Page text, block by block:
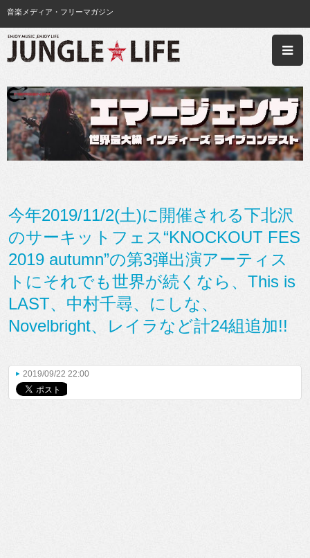
音楽メディア・フリーマガジン
今年2019/11/2(土)に開催される下北沢
のサーキットフェス“KNOCKOUT FES
2019 autumn”の第3弾出演アーティス
トにそれでも世界が続くなら、This is
LAST、中村千尋、にしな、
Novelbright、レイラなど計24組追加!!
2019/09/22 22:00